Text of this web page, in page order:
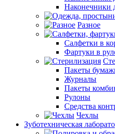
Наконечники
Разное
Салфетки в
Фартуки в
Пакеты
Журналы
Пакеты
Рулоны
Средства
Чехлы
Зуботехническая